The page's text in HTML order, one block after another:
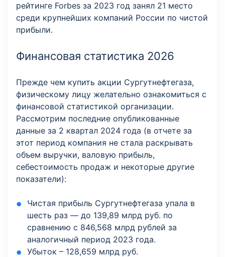
рейтинге Forbes за 2023 год занял 21 место
среди крупнейших компаний России по чистой
прибыли.
Финансовая статистика 2026
Прежде чем купить акции Сургутнефтегаза,
физическому лицу желательно ознакомиться с
финансовой статистикой организации.
Рассмотрим последние опубликованные
данные за 2 квартал 2024 года (в отчете за
этот период компания не стала раскрывать
объем выручки, валовую прибыль,
себестоимость продаж и некоторые другие
показатели):
Чистая прибыль Сургутнефтегаза упала в
шесть раз — до 139,89 млрд руб. по
сравнению с 846,568 млрд рублей за
аналогичный период 2023 года.
Убыток – 128,659 млрд руб.